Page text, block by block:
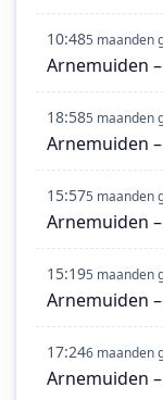
10:485 maanden
Arnemuiden
18:585 maanden
Arnemuiden
15:575 maanden
Arnemuiden
15:195 maanden
Arnemuiden
17:246 maanden
Arnemuiden